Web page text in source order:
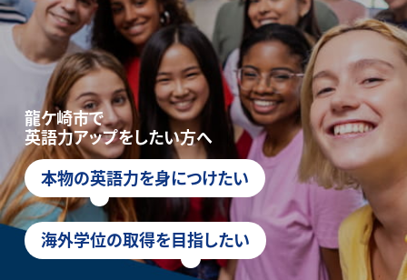
龍ケ崎市で
英語力アップをしたい方へ
本物の英語力を身につけたい
海外学位の取得を目指したい